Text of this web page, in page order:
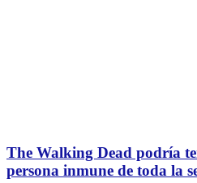
The Walking Dead podría
persona inmune de toda la